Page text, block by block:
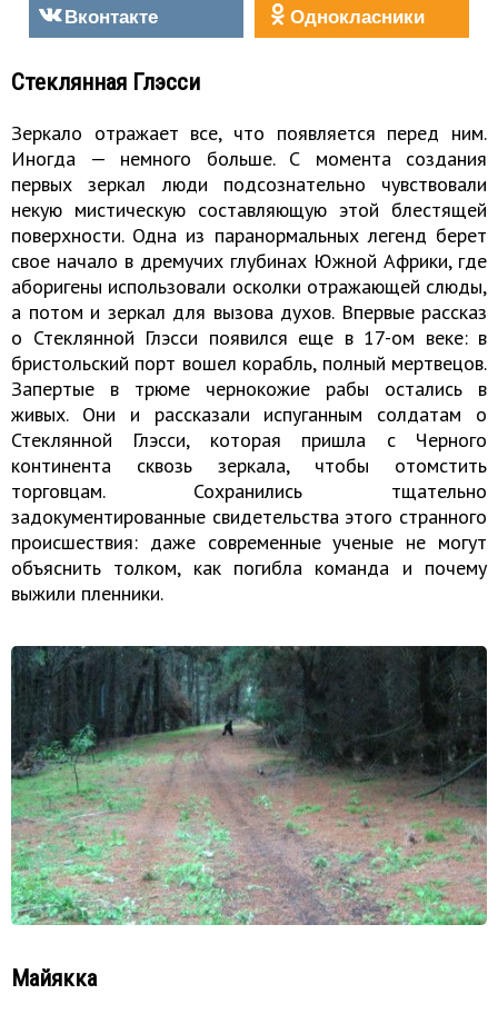
Вконтакте
Однокласники
Стеклянная Глэсси
Зеркало отражает все, что появляется перед ним.
Иногда — немного больше. С момента создания
первых зеркал люди подсознательно чувствовали
некую мистическую составляющую этой блестящей
поверхности. Одна из паранормальных легенд берет
свое начало в дремучих глубинах Южной Африки, где
аборигены использовали осколки отражающей слюды,
а потом и зеркал для вызова духов. Впервые рассказ
о Стеклянной Глэсси появился еще в 17-ом веке: в
бристольский порт вошел корабль, полный мертвецов.
Запертые в трюме чернокожие рабы остались в
живых. Они и рассказали испуганным солдатам о
Стеклянной Глэсси, которая пришла с Черного
континента сквозь зеркала, чтобы отомстить
торговцам. Сохранились тщательно
задокументированные свидетельства этого странного
происшествия: даже современные ученые не могут
объяснить толком, как погибла команда и почему
выжили пленники.
Майякка